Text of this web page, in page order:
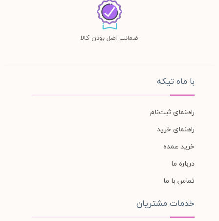
ضمانت اصل بودن کالا
با ماه تیکه
راهنمای ثبت‌نام
راهنمای خرید
خرید عمده
درباره ما
تماس با ما
خدمات مشتریان